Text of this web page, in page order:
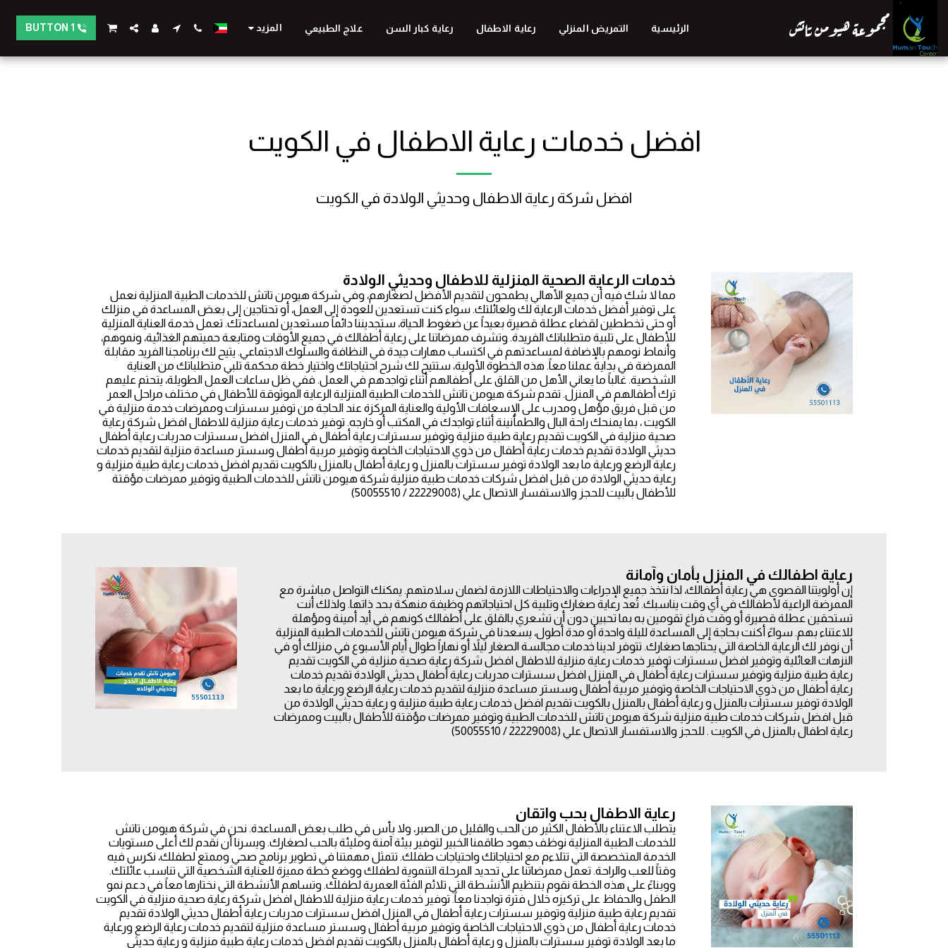
مجموعة هيومن تاتش الرئيسية التمريض المنزلي رعاية الاطفال رعاية كبار السن علاج الطبيعي المزيد BUTTON 1
افضل خدمات رعاية الاطفال في الكويت
افضل شركة رعاية الاطفال وحديثي الولادة في الكويت
خدمات الرعاية الصحية المنزلية للاطفال وحديثي الولادة
مما لا شك فيه أن جميع الأهالي يطمحون لتقديم الأفضل لصغارهم، وفي شركة هيومن تاتش للخدمات الطبية المنزلية نعمل
على توفير أفضل خدمات الرعاية لك ولعائلتك. سواء كنت تستعدين للعودة إلى العمل، أو تحتاجين إلى بعض المساعدة في منزلك
أو حتى تخططين لقضاء عطلة قصيرة بعيداً عن ضغوط الحياة، ستجديننا دائماً مستعدين لمساعدتك. تعمل خدمة العناية المنزلية
للأطفال على تلبية متطلباتك الفريدة. وتشرف ممرضاتنا على رعاية أطفالك في جميع الأوقات ومتابعة حميتهم الغذائية، ونموهم،
وأنماط نومهم بالإضافة لمساعدتهم في اكتساب مهارات جيدة في النظافة والسلوك الاجتماعي. يتيح لك برنامجنا الفريد مقابلة
الممرضة في بداية عملنا معاً. هذه الخطوة الأولية، ستتيح لك شرح احتياجاتك واختيار خطة محكمة تلبي متطلباتك من العناية
الشخصية. غالباً ما يعاني الأهل من القلق على أطفالهم أثناء تواجدهم في العمل. ففي ظل ساعات العمل الطويلة، يتحتم عليهم
ترك أطفالهم في المنزل. تقدم شركة هيومن تاتش للخدمات الطبية المنزلية الرعاية الموثوقة للأطفال في مختلف مراحل العمر
من قبل فريق مؤهل ومدرب على الإسعافات الأولية والعناية المركزة عند الحاجة من توفير سسترات وممرضات خدمة منزلية في
الكويت ، بما يمنحك راحة البال والطمأنينة أثناء تواجدك في المكتب أو خارجه. توفير خدمات رعاية منزلية للاطفال افضل شركة رعاية
صحية منزلية في الكويت تقديم رعاية طبية منزلية وتوفير سسترات رعاية أطفال في المنزل افضل سسترات مدربات رعاية أطفال
حديثي الولادة تقديم خدمات رعاية أطفال من ذوي الاحتياجات الخاصة وتوفير مربية أطفال وسستر مساعدة منزلية لتقديم خدمات
رعاية الرضع ورعاية ما بعد الولادة توفير سسترات بالمنزل و رعاية أطفال بالمنزل بالكويت تقديم افضل خدمات رعاية طبية منزلية و
رعاية حديثي الولادة من قبل افضل شركات خدمات طبية منزلية شركة هيومن تاتش للخدمات الطبية وتوفير ممرضات مؤقتة
للأطفال بالبيت للحجز والاستفسار الاتصال علي (22229008 / 50055510)
رعاية اطفالك في المنزل بأمان وآمانة
إن أولويتنا القصوى هي رعاية أطفالك، لذا نتخذ جميع الإجراءات والاحتياطات اللازمة لضمان سلامتهم. يمكنك التواصل مباشرة مع
الممرضة الراعية لأطفالك في أي وقت يناسبك. تُعد رعاية صغارك وتلبية كل احتياجاتهم وظيفة منهكة بحد ذاتها. ولذلك أنت
تستحقين عطلة قصيرة أو وقت فراغ تقومين به بما تحبين دون أن تشعري بالقلق على أطفالك كونهم في أيد أمينة ومؤهلة
للاعتناء بهم. سواءً أكنت بحاجة إلى المساعدة لليلة واحدة أو مدة أطول، يسعدنا في شركة هيومن تاتش للخدمات الطبية المنزلية
أن نوفر لك الرعاية الخاصة التي يحتاجها صغارك. تتوفر لدينا خدمات مجالسة الصغار ليلاً أو نهاراً طوال أيام الأسبوع في منزلك أو في
النزهات العائلية وتوفير افضل سسترات توفير خدمات رعاية منزلية للاطفال افضل شركة رعاية صحية منزلية في الكويت تقديم
رعاية طبية منزلية وتوفير سسترات رعاية أطفال في المنزل افضل سسترات مدربات رعاية أطفال حديثي الولادة تقديم خدمات
رعاية أطفال من ذوي الاحتياجات الخاصة وتوفير مربية أطفال وسستر مساعدة منزلية لتقديم خدمات رعاية الرضع ورعاية ما بعد
الولادة توفير سسترات بالمنزل و رعاية أطفال بالمنزل بالكويت تقديم افضل خدمات رعاية طبية منزلية و رعاية حديثي الولادة من
قبل افضل شركات خدمات طبية منزلية شركة هيومن تاتش للخدمات الطبية وتوفير ممرضات مؤقتة للأطفال بالبيت وممرضات
رعاية اطفال بالمنزل في الكويت . للحجز والاستفسار الاتصال علي (22229008 / 50055510)
رعاية الاطفال بحب واتقان
يتطلب الاعتناء بالأطفال الكثير من الحب والقليل من الصبر، ولا بأس في طلب بعض المساعدة. نحن في شركة هيومن تاتش
للخدمات الطبية المنزلية نوظف جهود طاقمنا الخبير لتوفير بيئة آمنة ومليئة بالحب لصغارك. ويسرنا أن نقدم لك أعلى مستويات
الخدمة المتخصصة التي تتلاءم مع احتياجاتك واحتياجات طفلك. تتمثل مهمتنا في تطوير برنامج صحي وممتع لطفلك، نكرس فيه
وقتاً للعب والراحة. تعمل ممرضاتنا على تحديد المرحلة التنموية لطفلك ووضع خطة مميزة للعناية الشخصية التي تناسب عائلتك.
ووبناءً على هذه الخطة نقوم بتنظيم الأنشطة التي تلائم الفئة العمرية لطفلك. وتساهم الأنشطة التي نختارها معاً في دعم نمو
الطفل والحفاظ على تركيزه خلال فترة تواجدنا معاً. توفير خدمات رعاية منزلية للاطفال افضل شركة رعاية صحية منزلية في الكويت
تقديم رعاية طبية منزلية وتوفير سسترات رعاية أطفال في المنزل افضل سسترات مدربات رعاية أطفال حديثي الولادة تقديم
خدمات رعاية أطفال من ذوي الاحتياجات الخاصة وتوفير مربية أطفال وسستر مساعدة منزلية لتقديم خدمات رعاية الرضع ورعاية
ما بعد الولادة توفير سسترات بالمنزل و رعاية أطفال بالمنزل بالكويت تقديم افضل خدمات رعاية طبية منزلية و رعاية حديثي